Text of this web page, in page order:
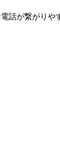
話が繋がりや